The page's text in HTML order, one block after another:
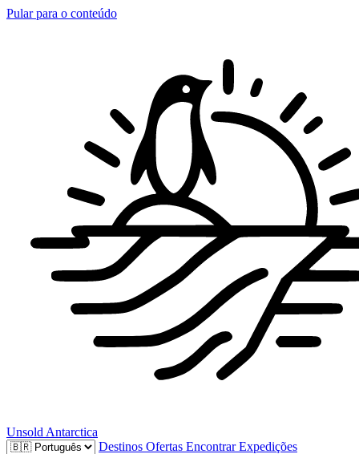
Pular para o conteúdo
Unsold Antarctica
Destinos Ofertas Encontrar Expedições